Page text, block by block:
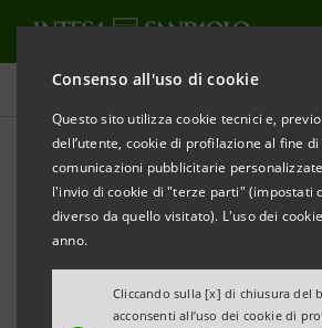
Consenso all'uso di cookie
Questo sito utilizza cookie tecnici e,
dell’utente, cookie di profilazione al fine
comunicazioni pubblicitarie
l'invio di cookie di "terze parti" (impostati
diverso da quello visitato). L'uso dei
anno.
Cliccando sulla [x] di chiusura del
acconsenti all’uso dei cookie di
Area Media
Metalli preziosi al
politiche
geopolitici